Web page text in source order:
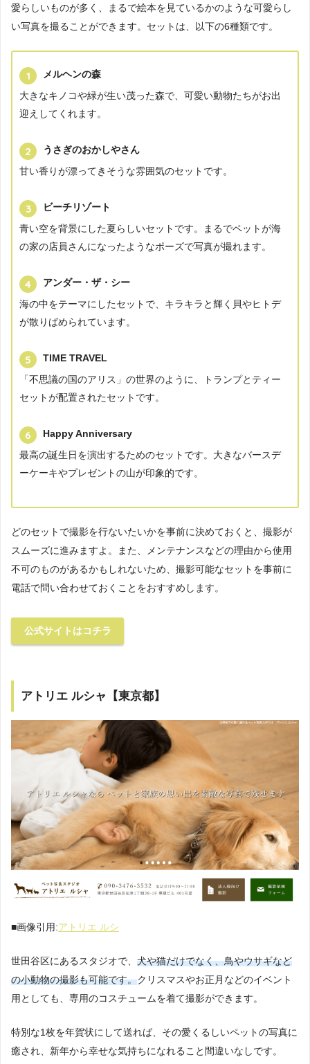
愛らしいものが多く、まるで絵本を見ているかのような可愛らし
い写真を撮ることができます。セットは、以下の6種類です。
メルヘンの森
大きなキノコや緑が生い茂った森で、可愛い動物たちがお出
迎えしてくれます。
うさぎのおかしやさん
甘い香りが漂ってきそうな雰囲気のセットです。
ビーチリゾート
青い空を背景にした夏らしいセットです。まるでペットが海
の家の店員さんになったようなポーズで写真が撮れます。
アンダー・ザ・シー
海の中をテーマにしたセットで、キラキラと輝く貝やヒトデ
が散りばめられています。
TIME TRAVEL
「不思議の国のアリス」の世界のように、トランプとティー
セットが配置されたセットです。
Happy Anniversary
最高の誕生日を演出するためのセットです。大きなバースデ
ーケーキやプレゼントの山が印象的です。
どのセットで撮影を行ないたいかを事前に決めておくと、撮影が
スムーズに進みますよ。また、メンテナンスなどの理由から使用
不可のものがあるかもしれないため、撮影可能なセットを事前に
電話で問い合わせておくことをおすすめします。
公式サイトはコチラ
アトリエ ルシャ【東京都】
■画像引用:アトリエ ルシ
世田谷区にあるスタジオで、 犬や猫だけでなく、鳥やウサギなど
の小動物の撮影も可能です。クリスマスやお正月などのイベント
用としても、専用のコスチュームを着て撮影ができます。
特別な1枚を年賀状にして送れば、その愛くるしいペットの写真に
癒され、新年から幸せな気持ちになれること間違いなしです。